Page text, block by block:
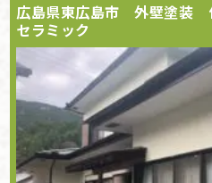
広島県東広島市 外壁塗装
セラミック